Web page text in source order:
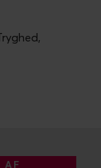
AF